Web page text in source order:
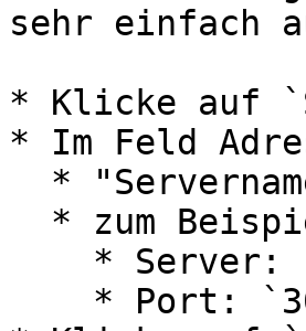
sehr einfach
* Klicke auf
* Im Feld